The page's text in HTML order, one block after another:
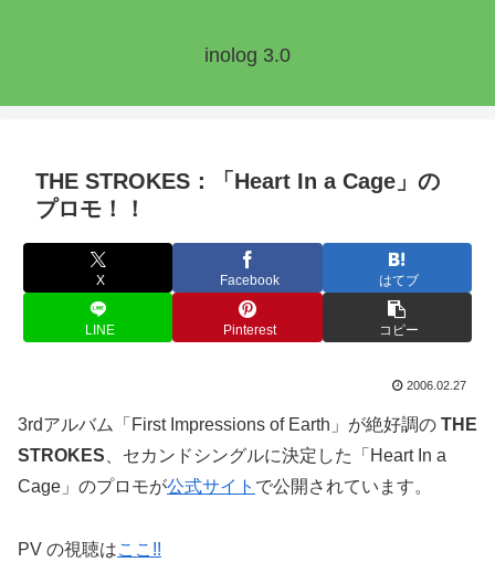
inolog 3.0
THE STROKES：「Heart In a Cage」の
プロモ！！
X Facebook はてブ
LINE Pinterest コピー
2006.02.27
3rdアルバム「First Impressions of Earth」が絶好調の THE
STROKES 、セカンドシングルに決定した「Heart In a
Cage」のプロモが公式サイト で公開されています。
PV の視聴はここ!!